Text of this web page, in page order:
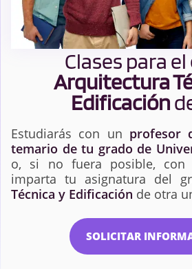
Clases para
Arquitectura
Edificación
Estudiarás con un profesor
temario de tu grado de
o, si no fuera posible, con
imparta tu asignatura del
Técnica y Edificación de otra
SOLICITAR